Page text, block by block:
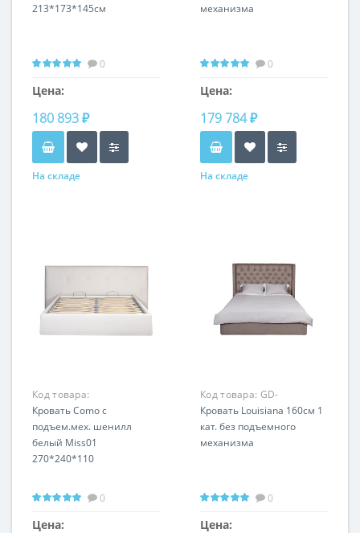
213*173*145см
0
Цена:
180 893 ₽
На складе
механизма
0
Цена:
179 784 ₽
На складе
Код товара:
COMO3К-180М-MISS01
Кровать Como c
подъем.мех. шенилл
белый Miss01
270*240*110
0
Цена:
Код товара: GD-
LOUISIANA160-1
Кровать Louisiana 160см 1
кат. без подъемного
механизма
0
Цена: